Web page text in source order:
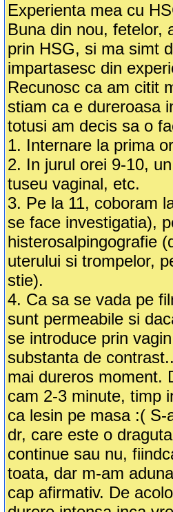
Experienta mea cu
Buna din nou, fetelor,
prin HSG, si ma simt
impartasesc din
Recunosc ca am citit
stiam ca e dureroasa
totusi am decis sa o
1. Internare la prima
2. In jurul orei 9-10,
tuseu vaginal, etc.
3. Pe la 11, coboram
se face investigatia),
histerosalpingografie
uterului si trompelor,
stie).
4. Ca sa se vada pe
sunt permeabile si
se introduce prin
substanta de
mai dureros moment.
cam 2-3 minute, timp
ca lesin pe masa :( S-
dr, care este o
continue sau nu,
toata, dar m-am
cap afirmativ. De